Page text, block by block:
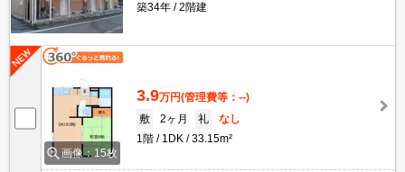
築34年
2階建
画像：15枚
3.9万円(管理費等：--)
敷
2ヶ月 礼
なし
1階
1DK 33.15m²